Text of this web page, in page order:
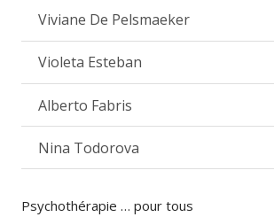
Viviane De Pelsmaeker
Violeta Esteban
Alberto Fabris
Nina Todorova
Psychothérapie … pour tous